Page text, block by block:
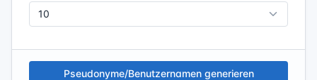
Pseudonyme/Benutzernamen generieren